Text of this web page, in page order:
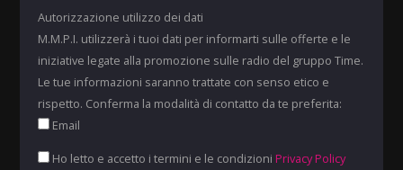
Autorizzazione utilizzo dei dati
M.M.P.I. utilizzerà i tuoi dati per informarti sulle offerte e le
iniziative legate alla promozione sulle radio del gruppo Time.
Le tue informazioni saranno trattate con senso etico e
rispetto. Conferma la modalità di contatto da te preferita:
Email
Ho letto e accetto i termini e le condizioni Privacy Policy